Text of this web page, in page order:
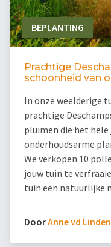
BEPLANTING
Prachtige
schoonheid van
In onze weelderige
prachtige
pluimen die het
onderhoudsarme
We verkopen 10
jouw tuin te
tuin een natuurlijke
DoorAnne vd Linden